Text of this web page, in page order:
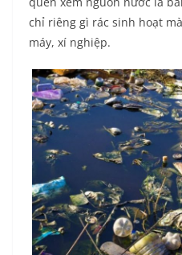
chỉ riêng gì rác sinh hoạt
máy, xí nghiệp.